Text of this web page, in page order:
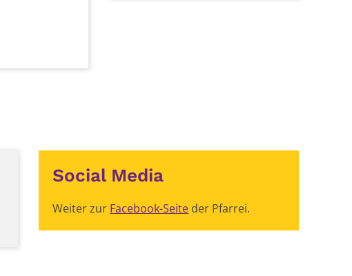
Social Media
Weiter zur Facebook-Seite der Pfarrei.